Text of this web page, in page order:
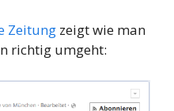
Zeitung zeigt wie man
richtig umgeht: